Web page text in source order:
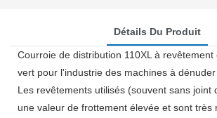
Détails Du Produit
Courroie de distribution 110XL à
vert pour l'industrie des machines à
Les revêtements utilisés (souvent sans joint
une valeur de frottement élevée et sont très